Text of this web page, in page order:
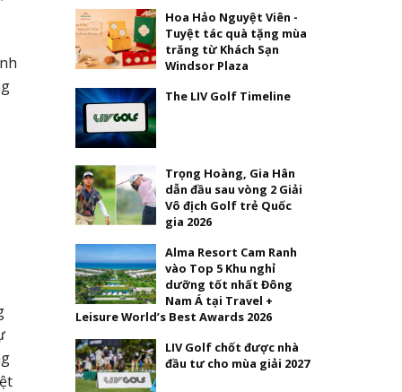
Hoa Hảo Nguyệt Viên -
Tuyệt tác quà tặng mùa
trăng từ Khách Sạn
Windsor Plaza
The LIV Golf Timeline
Trọng Hoàng, Gia Hân
dẫn đầu sau vòng 2 Giải
Vô địch Golf trẻ Quốc
gia 2026
Alma Resort Cam Ranh
vào Top 5 Khu nghỉ
dưỡng tốt nhất Đông
Nam Á tại Travel +
Leisure World’s Best Awards 2026
LIV Golf chốt được nhà
đầu tư cho mùa giải 2027